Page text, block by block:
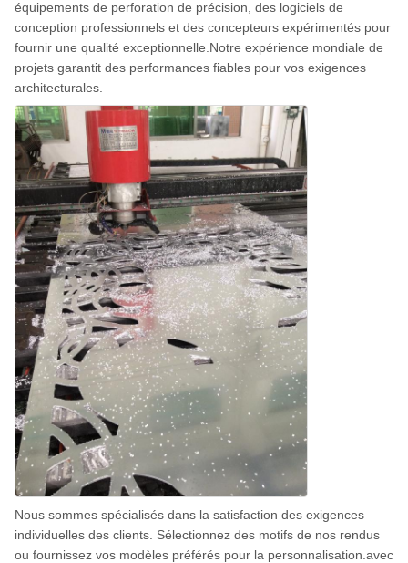
équipements de perforation de précision, des logiciels de
conception professionnels et des concepteurs expérimentés pour
fournir une qualité exceptionnelle.Notre expérience mondiale de
projets garantit des performances fiables pour vos exigences
architecturales.
Nous sommes spécialisés dans la satisfaction des exigences
individuelles des clients. Sélectionnez des motifs de nos rendus
ou fournissez vos modèles préférés pour la personnalisation.avec